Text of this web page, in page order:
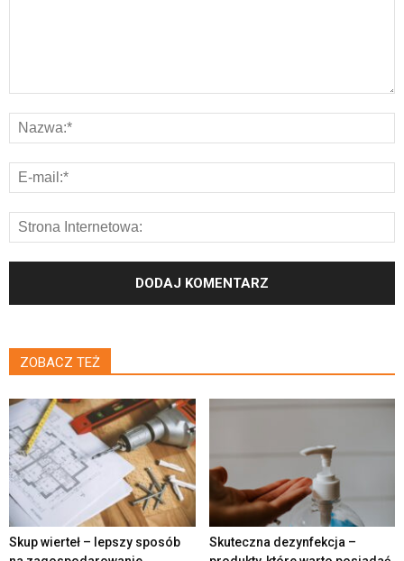
ZOBACZ TEŻ
Skup wierteł – lepszy sposób
Skuteczna dezynfekcja –